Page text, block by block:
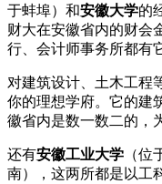
于蚌埠）和安徽大学的
财大在安徽省内的财会
行、会计师事务所都有
对建筑设计、土木工程
你的理想学府。它的建
徽省内是数一数二的，
还有安徽工业大学 （位
南），这两所都是以工